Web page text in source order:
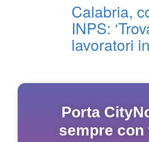
Calabria,
INPS:
lavoratori
Porta
sempre con